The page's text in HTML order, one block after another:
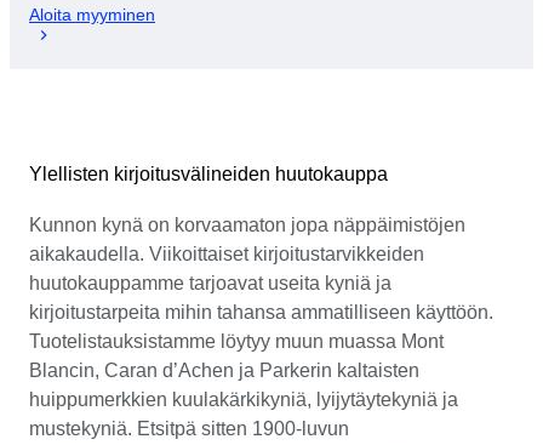
Aloita myyminen
Ylellisten kirjoitusvälineiden huutokauppa
Kunnon kynä on korvaamaton jopa näppäimistöjen
aikakaudella. Viikoittaiset kirjoitustarvikkeiden
huutokauppamme tarjoavat useita kyniä ja
kirjoitustarpeita mihin tahansa ammatilliseen käyttöön.
Tuotelistauksistamme löytyy muun muassa Mont
Blancin, Caran d’Achen ja Parkerin kaltaisten
huippumerkkien kuulakärkikyniä, lyijytäytekyniä ja
mustekyniä. Etsitpä sitten 1900-luvun